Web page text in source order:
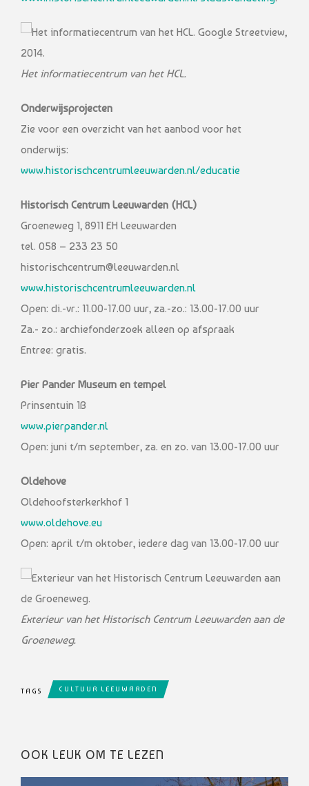
Het informatiecentrum van het HCL.
Onderwijsprojecten
Zie voor een overzicht van het aanbod voor het
onderwijs:
www.historischcentrumleeuwarden.nl/educatie
Historisch Centrum Leeuwarden (HCL)
Groeneweg 1, 8911 EH Leeuwarden
tel. 058 – 233 23 50
historischcentrum@leeuwarden.nl
www.historischcentrumleeuwarden.nl
Open: di.-vr.: 11.00-17.00 uur, za.-zo.: 13.00-17.00 uur
Za.- zo.: archiefonderzoek alleen op afspraak
Entree: gratis.
Pier Pander Museum en tempel
Prinsentuin 1B
www.pierpander.nl
Open: juni t/m september, za. en zo. van 13.00-17.00 uur
Oldehove
Oldehoofsterkerkhof 1
www.oldehove.eu
Open: april t/m oktober, iedere dag van 13.00-17.00 uur
Exterieur van het Historisch Centrum Leeuwarden aan de
Groeneweg.
TAGS CULTUUR LEEUWARDEN
OOK LEUK OM TE LEZEN